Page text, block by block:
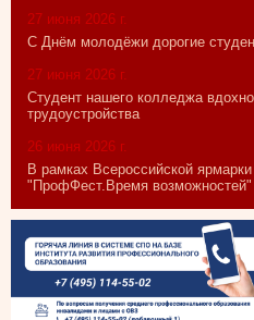
27 июня 2026 г.
С Днём молодёжи дорогие
27 июня 2026 г.
Студент нашего колледжа
трудоустройства
26 июня 2026 г.
В рамках Всероссийской ярмарки
"ПрофФест.Время возможностей"